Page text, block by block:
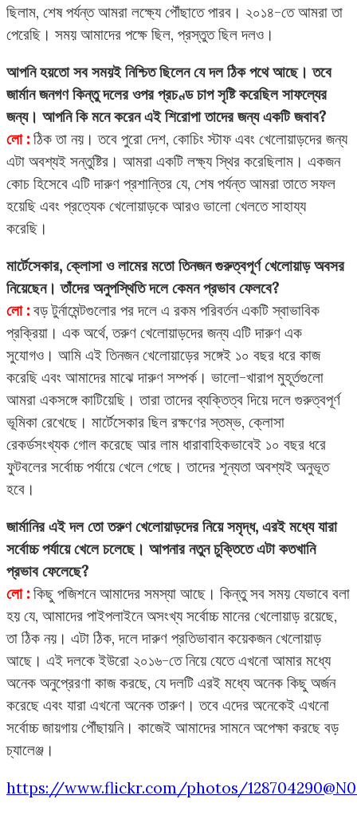
ছিলাম, শেষ পর্যন্ত আমরা লক্ষ্যে পৌঁছাতে পারব। ২০১৪-তে আমরা তা
পেরেছি। সময় আমাদের পক্ষে ছিল, প্রস্তুত ছিল দলও।
আপনি হয়তো সব সময়ই নিশ্চিত ছিলেন যে দল ঠিক পথে আছে। তবে
জার্মান জনগণ কিন্তু দলের ওপর প্রচণ্ড চাপ সৃষ্টি করেছিল সাফল্যের
জন্য। আপনি কি মনে করেন এই শিরোপা তাদের জন্য একটি জবাব?
লো : ঠিক তা নয়। তবে পুরো দেশ, কোচিং স্টাফ এবং খেলোয়াড়দের জন্য
এটা অবশ্যই সন্তুষ্টির। আমরা একটি লক্ষ্য স্থির করেছিলাম। একজন
কোচ হিসেবে এটি দারুণ প্রশান্তির যে, শেষ পর্যন্ত আমরা তাতে সফল
হয়েছি এবং প্রত্যেক খেলোয়াড়কে আরও ভালো খেলতে সাহায্য
করেছি।
মার্টেসেকার, ক্লোসা ও লামের মতো তিনজন গুরুত্বপূর্ণ খেলোয়াড় অবসর
নিয়েছেন। তাঁদের অনুপস্থিতি দলে কেমন প্রভাব ফেলবে?
লো : বড় টুর্নামেন্টগুলোর পর দলে এ রকম পরিবর্তন একটি স্বাভাবিক
প্রক্রিয়া। এক অর্থে, তরুণ খেলোয়াড়দের জন্য এটি দারুণ এক
সুযোগও। আমি এই তিনজন খেলোয়াড়ের সঙ্গেই ১০ বছর ধরে কাজ
করেছি এবং আমাদের মাঝে দারুণ সম্পর্ক। ভালো-খারাপ মুহূর্তগুলো
আমরা একসঙ্গে কাটিয়েছি। তারা তাদের ব্যক্তিত্ব দিয়ে দলে গুরুত্বপূর্ণ
ভূমিকা রেখেছে। মার্টেসেকার ছিল রক্ষণের স্তম্ভ, ক্লোসা
রেকর্ডসংখ্যক গোল করেছে আর লাম ধারাবাহিকভাবেই ১০ বছর ধরে
ফুটবলের সর্বোচ্চ পর্যায়ে খেলে গেছে। তাদের শূন্যতা অবশ্যই অনুভূত
হবে।
জার্মানির এই দল তো তরুণ খেলোয়াড়দের নিয়ে সমৃদ্ধ, এরই মধ্যে যারা
সর্বোচ্চ পর্যায়ে খেলে চলেছে। আপনার নতুন চুক্তিতে এটা কতখানি
প্রভাব ফেলেছে?
লো : কিছু পজিশনে আমাদের সমস্যা আছে। কিন্তু সব সময় যেভাবে বলা
হয় যে, আমাদের পাইপলাইনে অসংখ্য সর্বোচ্চ মানের খেলোয়াড় রয়েছে,
তা ঠিক নয়। এটা ঠিক, দলে দারুণ প্রতিভাবান কয়েকজন খেলোয়াড়
আছে। এই দলকে ইউরো ২০১৬-তে নিয়ে যেতে এখনো আমার মধ্যে
অনেক অনুপ্রেরণা কাজ করছে, যে দলটি এরই মধ্যে অনেক কিছু অর্জন
করেছে এবং যারা এখনো অনেক তারুণ। তবে এদের অনেকেই এখনো
সর্বোচ্চ জায়গায় পৌঁছায়নি। কাজেই আমাদের সামনে অপেক্ষা করছে বড়
চ্যালেঞ্জ।
https://www.flickr.com/photos/